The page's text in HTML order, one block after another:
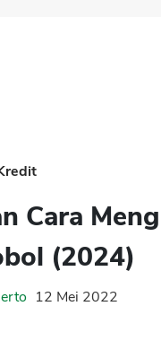
Cara
(2024)
12 Mei 2022